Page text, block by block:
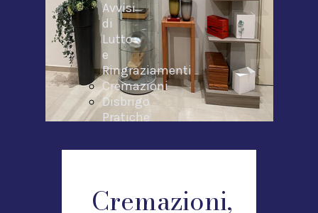
Avvisi
di
Lutto
e
Ringraziamenti
Cremazioni
Disbrigo
Pratiche
Contatti
Cremazioni,